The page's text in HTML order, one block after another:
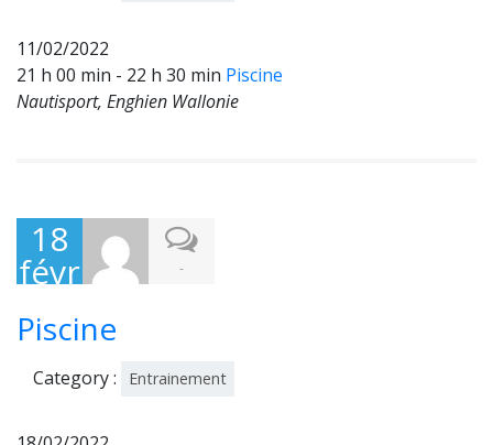
11/02/2022
21 h 00 min - 22 h 30 min Piscine
Nautisport, Enghien Wallonie
18
févr
202
2
-
Piscine
Category : Entrainement